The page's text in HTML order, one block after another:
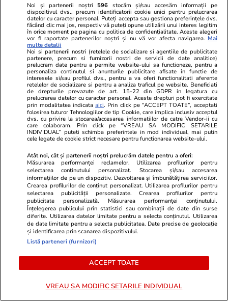
clip difuzat în campania
electorală: „Votați pe cine vreți,
dar nu PSD-ul!”. Aceeași
reclamantă l-a dat în judecată
și pe Fritz
BREAKING NEWS
Știri România 14:48
Drona doborâtă de un pilot
român de F-16 ar fi fost Geran-
2. Generalul Gheorghiță Vlad:
„Piloții au raportat că este o
amenințare de tip Shahed”
09:00
România fricii: Cum am ajuns să
Noi și partenerii noștri 596 stocăm și/sau accesăm informații pe
dispozitivul dvs., precum identificatorii cookie unici pentru prelucrarea
datelor cu caracter personal. Puteți accepta sau gestiona preferințele dvs.
făcând clic mai jos, respectiv vă puteți opune utilizării unui interes legitim
în orice moment pe pagina cu politica de confidențialitate. Aceste alegeri
vor fi raportate partenerilor noștri și nu vă vor afecta navigarea. Mai
multe detalii
Noi si partenerii nostri (retelele de socializare si agentiile de publicitate
partenere, precum si furnizorii nostri de servicii de date analitice)
prelucram date pentru a permite website-ului sa functioneze, pentru a
personaliza continutul si anunturile publicitare afisate in functie de
interesele si/sau profilul dvs., pentru a va oferi functionalitati aferente
retelelor de socializare si pentru a analiza traficul pe website. Beneficiati
de drepturile prevazute de art. 15-22 din GDPR in legatura cu
prelucrarea datelor cu caracter personal. Aceste drepturi pot fi exercitate
prin modalitatea indicataaici. Prin click pe “ACCEPT TOATE”, acceptati
folosirea tuturor Tehnologiilor de tip Cookie, care implica inclusiv acceptul
dvs. cu privire la stocarea/accesarea informatiilor de catre Vendor-ii cu
care colaboram. Prin click pe “VREAU SA MODIFIC SETARILE
INDIVIDUAL” puteti schimba preferintele in mod individual, mai putin
cele legate de cookie strict necesare pentru functionarea website-ului.
Atât noi, cât și partenerii noștri prelucrăm datele pentru a oferi:
Măsurarea performanței reclamelor. Utilizarea profilurilor pentru
selectarea conținutului personalizat. Stocarea și/sau accesarea
informațiilor de pe un dispozitiv. Dezvoltarea și îmbunătățirea serviciilor.
Crearea profilurilor de conținut personalizat. Utilizarea profilurilor pentru
selectarea publicității personalizate. Crearea profilurilor pentru
publicitate personalizată. Măsurarea performanței conținutului.
Înțelegerea publicului prin statistici sau combinații de date din surse
diferite. Utilizarea datelor limitate pentru a selecta conținutul. Utilizarea
de date limitate pentru a selecta publicitatea. Date precise de geolocație
și identificarea prin scanarea dispozitivului.
Listă parteneri (furnizori)
ACCEPT TOATE
VREAU SA MODIFIC SETARILE INDIVIDUAL